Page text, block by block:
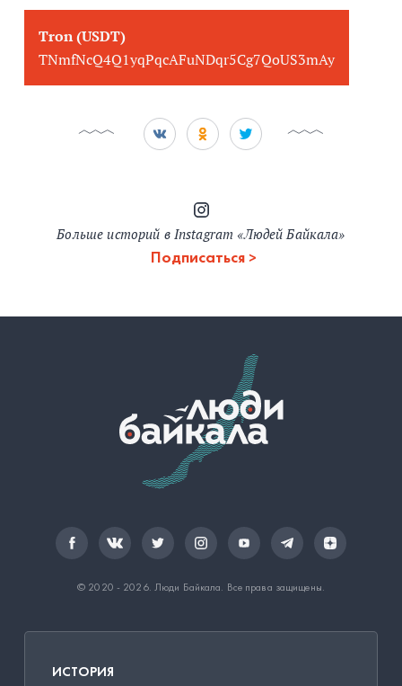
Tron (USDT)
TNmfNcQ4Q1yqPqcAFuNDqr5Cg7QoUS3mAy
Больше историй в Instagram «Людей Байкала»
Подписаться
© 2020 - 2026. Люди Байкала . Все права защищены.
ИСТОРИЯ